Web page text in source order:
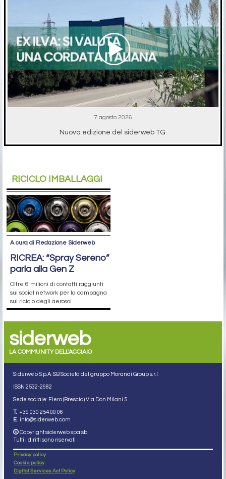
7 agosto 2026
Nuova edizione del siderweb TG.
RICICLO IMBALLAGGI
A cura di Redazione Siderweb
RICREA: “Spray Sereno”
parla alla Gen Z
Oltre 6 milioni di contatti raggiunti
sui social network per la campagna
sul riciclo degli aerosol
siderweb
LA COMMUNITY DELL'ACCIAIO
Siderweb S.p.A. SB Società del gruppo Morandi Group s.r.l.
ISSN 2532-2982
Sede sociale: Flero (Brescia) Via Don Milani 5
T. +39 030 254 00 06
E. info@siderweb.com
Copyright siderweb spa sb
Tutti i diritti sono riservati
Privacy policy
Cookie policy
Digital Services Act Policy